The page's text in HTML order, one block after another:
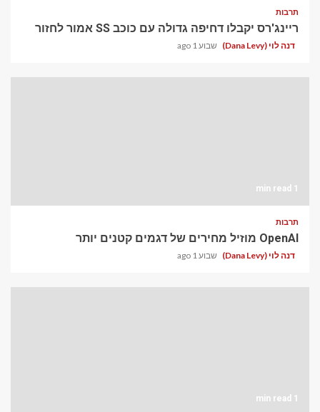
תרבות
ריינג'רס יקבלו דחיפה גדולה עם כוכב SS אמור לחזור
דנה לוי (Dana Levy) שבוע 1 ago
1 min read
תרבות
OpenAI מוזיל מחירים של דגמים קטנים יותר
דנה לוי (Dana Levy) שבוע 1 ago
1 min read